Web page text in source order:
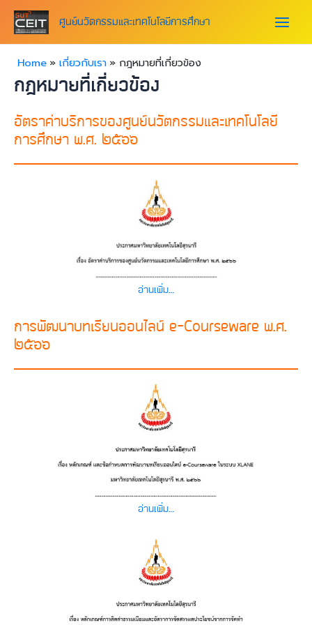
content
ศูนย์นวัตกรรมและเทคโนโลยีการศึกษา
Main
Menu
Home เกี่ยวกับเรา กฎหมายที่เกี่ยวข้อง
กฎหมายที่เกี่ยวข้อง
อัตราค่าบริการของศูนย์นวัตกรรมและเทคโนโลยี
การศึกษา พ.ศ. ๒๕๖๖
อ่านเพิ่ม…
การพัฒนาบทเรียนออนไลน์ e-Courseware พ.ศ.
๒๕๖๖
อ่านเพิ่ม…